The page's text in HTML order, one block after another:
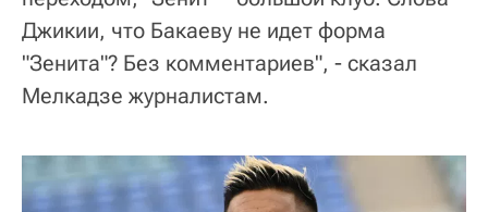
Джикии, что Бакаеву не идет форма
"Зенита"? Без комментариев", - сказал
Мелкадзе журналистам.